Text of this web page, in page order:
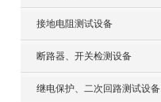
接地电阻测试设备
断路器、开关检测设备
继电保护、二次回路测试设备